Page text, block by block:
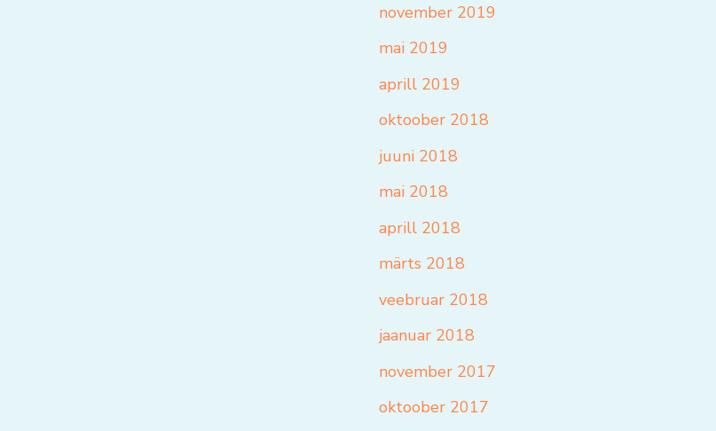
november 2019
mai 2019
aprill 2019
oktoober 2018
juuni 2018
mai 2018
aprill 2018
märts 2018
veebruar 2018
jaanuar 2018
november 2017
oktoober 2017